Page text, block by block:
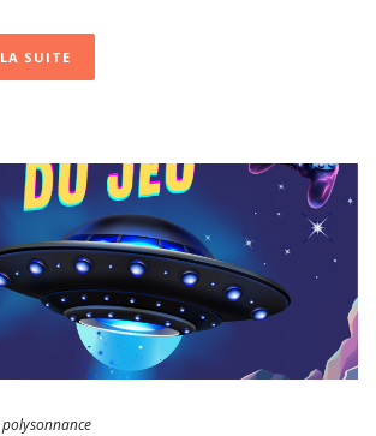
LA SUITE
polysonnance